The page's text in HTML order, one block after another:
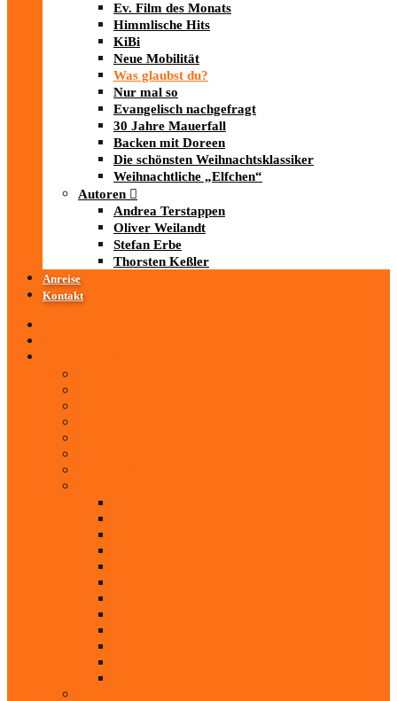
Ev. Film des Monats
Himmlische Hits
KiBi
Neue Mobilität
Was glaubst du?
Nur mal so
Evangelisch nachgefragt
30 Jahre Mauerfall
Backen mit Doreen
Die schönsten Weihnachtsklassiker
Weihnachtliche „Elfchen“
Autoren
Andrea Terstappen
Oliver Weilandt
Stefan Erbe
Thorsten Keßler
Anreise
Kontakt